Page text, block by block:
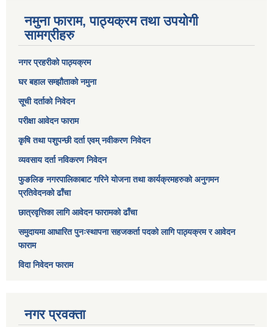
नमुना फाराम, पाठ्यक्रम तथा उपयोगी
सामग्रीहरु
नगर प्रहरीको पाठ्यक्रम
घर बहाल सम्झौताको नमुना
सूची दर्ताको निवेदन
परीक्षा आवेदन फाराम
कृषि तथा पशुपन्छी दर्ता एवम् नवीकरण निवेदन
व्यवसाय दर्ता नविकरण निवेदन
फुङलिङ नगरपालिकाबाट गरिने योजना तथा कार्यक्रमहरुको अनुगमन
प्रतिवेदनको ढाँचा
छात्रवृत्तिका लागि आवेदन फारामको ढाँचा
समुदायमा आधारित पुनःस्थापना सहजकर्ता पदको लागि पाठ्यक्रम र आवेदन
फाराम
विदा निवेदन फाराम
नगर प्रवक्ता